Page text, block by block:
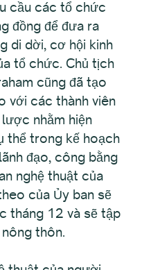
cầu các tổ chức
đồng để đưa ra
di dời, cơ hội kinh
tổ chức. Chủ tịch
cũng đã tạo
với các thành viên
nhằm hiện
thể trong kế hoạch
đạo, công bằng
nghệ thuật của
của Ủy ban sẽ
tháng 12 và sẽ tập
thôn.